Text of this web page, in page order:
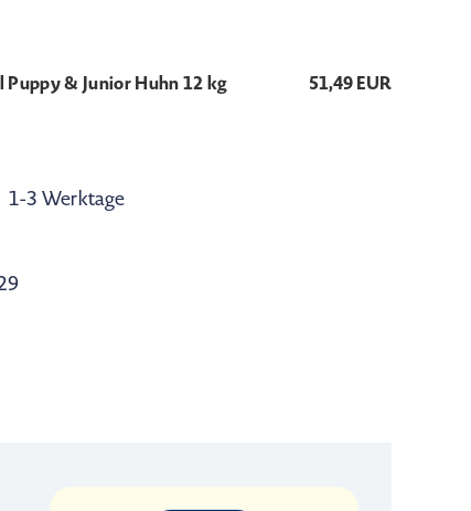
Puppy & Junior Huhn 12 kg 51,49 EUR
1-3 Werktage